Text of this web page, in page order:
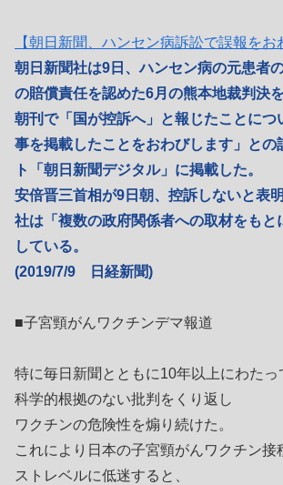
【朝日新聞、ハンセン病訴訟で誤報をお
朝日新聞社は9日、ハンセン病の元患者
の賠償責任を認めた6月の熊本地裁判決
朝刊で「国が控訴へ」と報じたことにつ
事を掲載したことをおわびします」との
ト「朝日新聞デジタル」に掲載した。
安倍晋三首相が9日朝、控訴しないと表
社は「複数の政府関係者への取材をもと
している。
(2019/7/9 日経新聞)
■子宮頸がんワクチンデマ報道
特に毎日新聞とともに10年以上にわたっ
科学的根拠のない批判をくり返し
ワクチンの危険性を煽り続けた。
これにより日本の子宮頸がんワクチン接
ストレベルに低迷すると、